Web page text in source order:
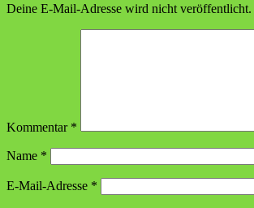
Deine E-Mail-Adresse wird nicht veröffentlicht.
Kommentar *
Name *
E-Mail-Adresse *